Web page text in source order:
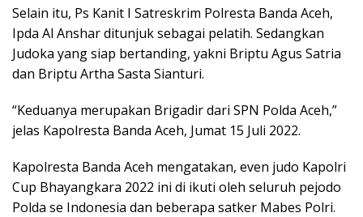
Selain itu, Ps Kanit I Satreskrim Polresta Banda Aceh,
Ipda Al Anshar ditunjuk sebagai pelatih. Sedangkan
Judoka yang siap bertanding, yakni Briptu Agus Satria
dan Briptu Artha Sasta Sianturi.
“Keduanya merupakan Brigadir dari SPN Polda Aceh,”
jelas Kapolresta Banda Aceh, Jumat 15 Juli 2022.
Kapolresta Banda Aceh mengatakan, even judo Kapolri
Cup Bhayangkara 2022 ini di ikuti oleh seluruh pejodo
Polda se Indonesia dan beberapa satker Mabes Polri.